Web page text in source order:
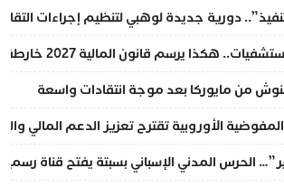
دورية جديدة لوهبي لتنظيم إجراءات
يرسم قانون المالية 2027 خارطة المغرب المقبل
من مايوركا بعد موجة انتقادات واسعة
الأوروبية تقترح تعزيز الدعم المالي
الحرس المدني الإسباني بسبتة يفتح قناة